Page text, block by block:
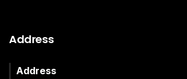
Address
Address